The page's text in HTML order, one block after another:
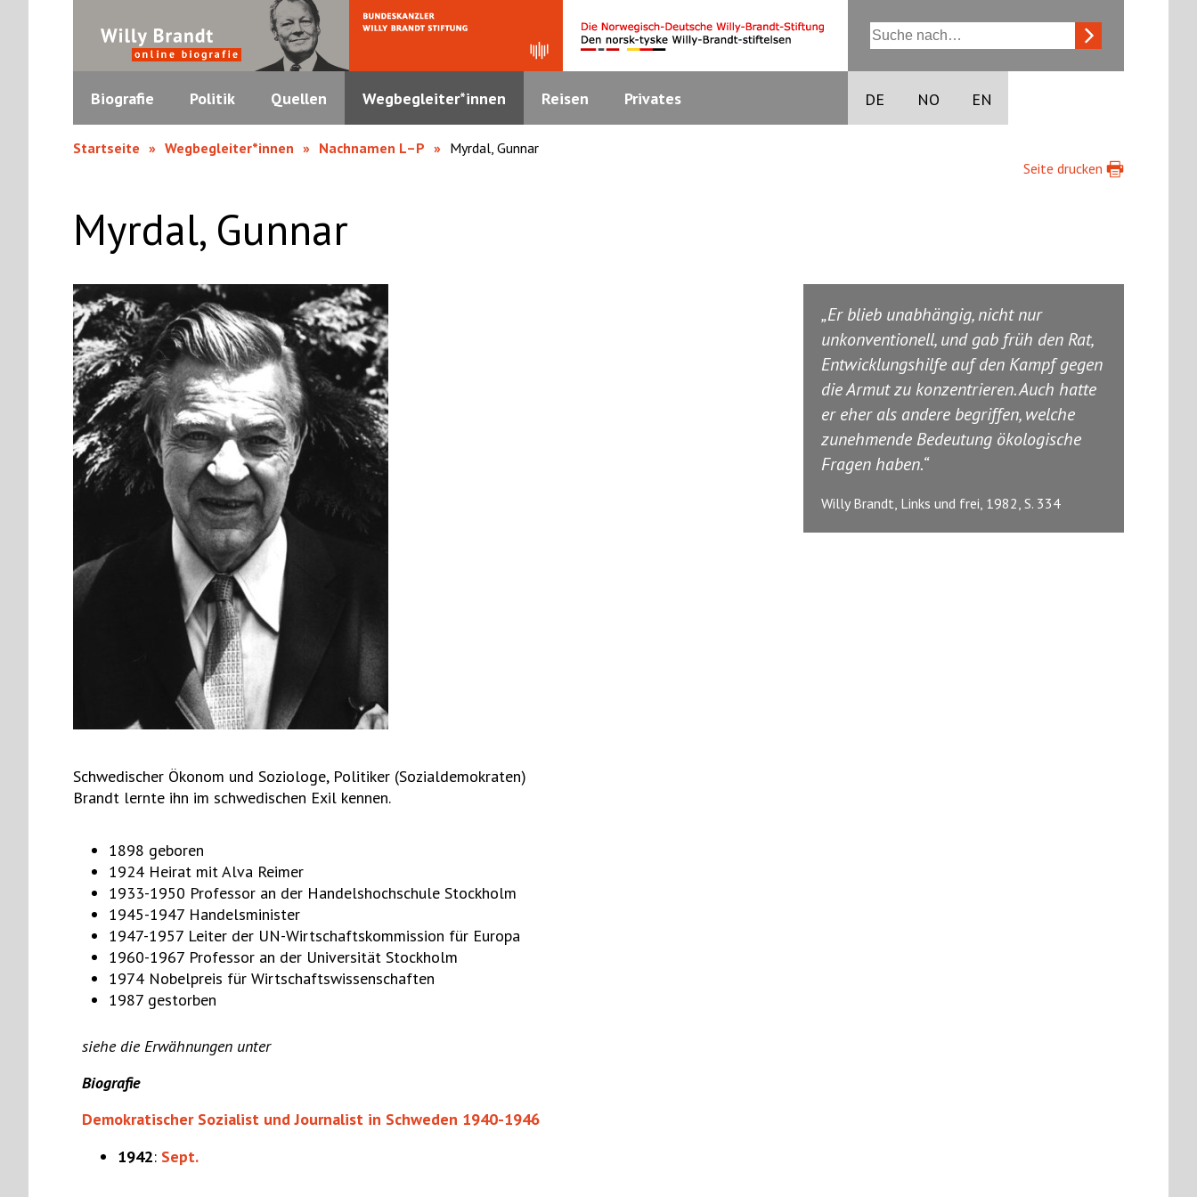
Biografie Politik Quellen Wegbegleiter*innen Reisen Privates DE NO EN
Startseite Wegbegleiter*innen Nachnamen L–P
Myrdal, Gunnar
Seite drucken
Myrdal, Gunnar
Schwedischer Ökonom und Soziologe, Politiker (Sozialdemokraten)
Brandt lernte ihn im schwedischen Exil kennen.
1898 geboren
1924 Heirat mit Alva Reimer
1933-1950 Professor an der Handelshochschule Stockholm
1945-1947 Handelsminister
1947-1957 Leiter der UN-Wirtschaftskommission für Europa
1960-1967 Professor an der Universität Stockholm
1974 Nobelpreis für Wirtschaftswissenschaften
1987 gestorben
siehe die Erwähnungen unter
Biografie
Demokratischer Sozialist und Journalist in Schweden 1940-1946
1942: Sept.
Er blieb unabhängig, nicht nur
unkonventionell, und gab früh den Rat,
Entwicklungshilfe auf den Kampf gegen
die Armut zu konzentrieren. Auch hatte
er eher als andere begriffen, welche
zunehmende Bedeutung ökologische
Fragen haben.
Willy Brandt, Links und frei, 1982, S. 334